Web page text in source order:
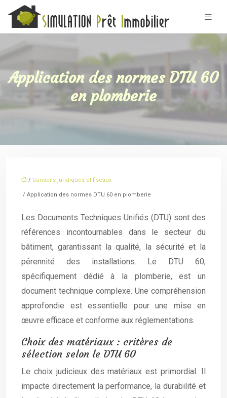
Application des normes DTU 60
en plomberie
/ Conseils juridiques et fiscaux
/ Application des normes DTU 60 en plomberie
Les Documents Techniques Unifiés (DTU) sont des
références incontournables dans le secteur du
bâtiment, garantissant la qualité, la sécurité et la
pérennité des installations. Le DTU 60,
spécifiquement dédié à la plomberie, est un
document technique complexe. Une compréhension
approfondie est essentielle pour une mise en
œuvre efficace et conforme aux réglementations.
Choix des matériaux : critères de
sélection selon le DTU 60
Le choix judicieux des matériaux est primordial. Il
impacte directement la performance, la durabilité et